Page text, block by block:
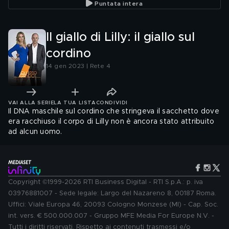
Puntata intera
Il giallo di Lilly: il giallo sul
cordino
14 gen 2023 | Rete 4
VAI ALLA SERIE LA TUA LISTA CONDIVIDI
Il DNA maschile sul cordino che stringeva il sacchetto dove
era racchiuso il corpo di Lilly non è ancora stato attribuito
ad alcun uomo.
Copyright ©1999-2026 RTI Business Digital - RTI S.p.A.: p. iva
03976881007 - Sede legale: Largo del Nazareno 8, 00187 Roma.
Uffici: Viale Europa 46, 20093 Cologno Monzese (MI) - Cap. Soc.
int. vers. € 500.000.007 - Gruppo MFE Media For Europe N.V. -
Tutti i diritti riservati. Rispetto ai contenuti trasmessi e/o